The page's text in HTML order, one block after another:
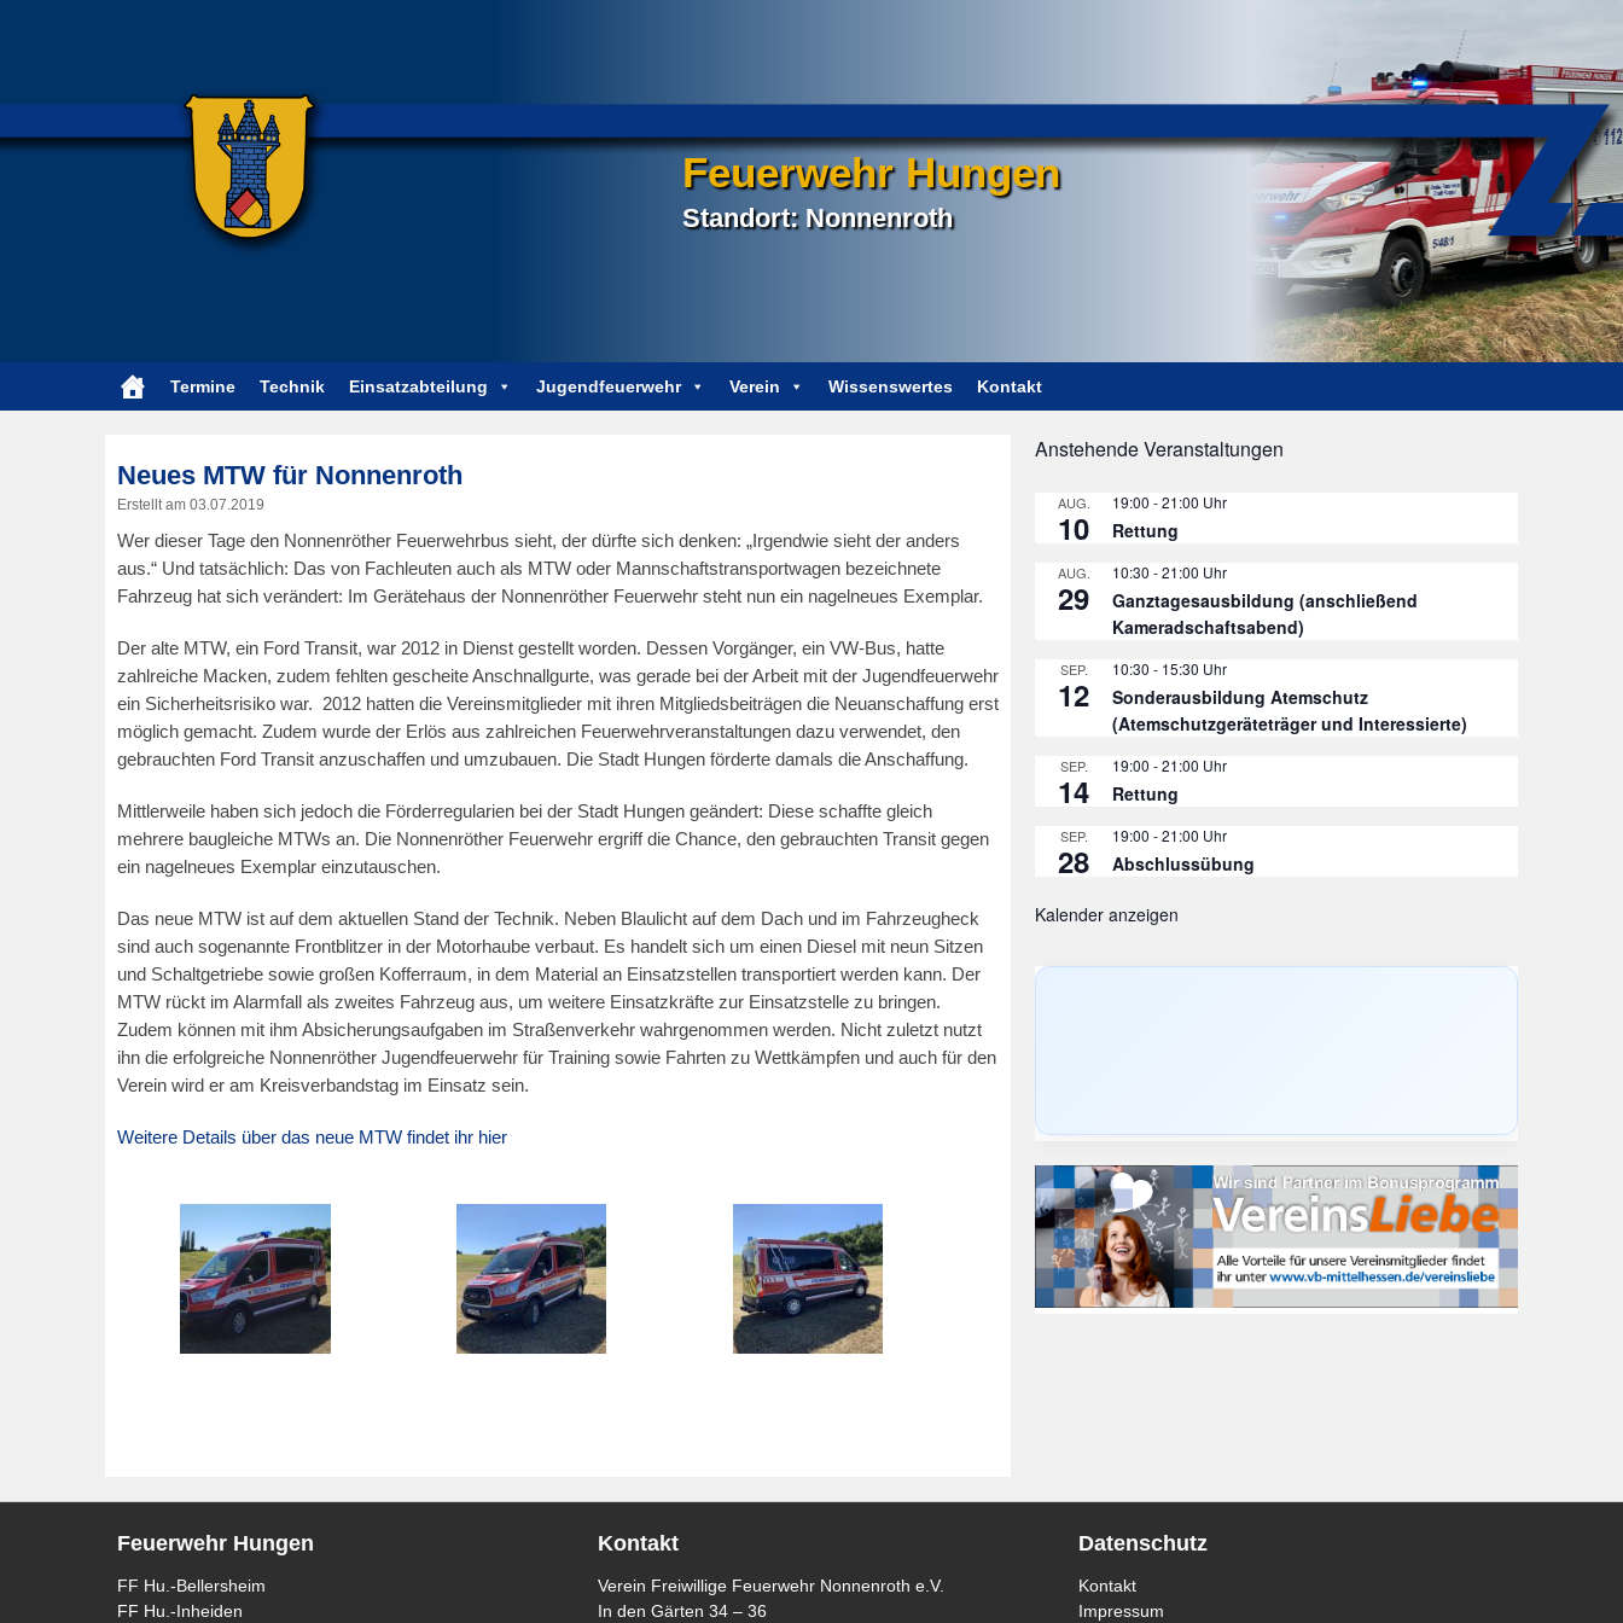
Feuerwehr Hungen
Standort: Nonnenroth
Termine Technik Einsatzabteilung Jugendfeuerwehr Verein Wissenswertes Kontakt
navigation
Neues MTW für Nonnenroth
Erstellt am 03.07.2019
Wer dieser Tage den Nonnenröther Feuerwehrbus sieht, der dürfte sich denken: „Irgendwie sieht der anders
aus.“ Und tatsächlich: Das von Fachleuten auch als MTW oder Mannschaftstransportwagen bezeichnete
Fahrzeug hat sich verändert: Im Gerätehaus der Nonnenröther Feuerwehr steht nun ein nagelneues Exemplar.
Der alte MTW, ein Ford Transit, war 2012 in Dienst gestellt worden. Dessen Vorgänger, ein VW-Bus, hatte
zahlreiche Macken, zudem fehlten gescheite Anschnallgurte, was gerade bei der Arbeit mit der Jugendfeuerwehr
ein Sicherheitsrisiko war. 2012 hatten die Vereinsmitglieder mit ihren Mitgliedsbeiträgen die Neuanschaffung erst
möglich gemacht. Zudem wurde der Erlös aus zahlreichen Feuerwehrveranstaltungen dazu verwendet, den
gebrauchten Ford Transit anzuschaffen und umzubauen. Die Stadt Hungen förderte damals die Anschaffung.
Mittlerweile haben sich jedoch die Förderregularien bei der Stadt Hungen geändert: Diese schaffte gleich
mehrere baugleiche MTWs an. Die Nonnenröther Feuerwehr ergriff die Chance, den gebrauchten Transit gegen
ein nagelneues Exemplar einzutauschen.
Das neue MTW ist auf dem aktuellen Stand der Technik. Neben Blaulicht auf dem Dach und im Fahrzeugheck
sind auch sogenannte Frontblitzer in der Motorhaube verbaut. Es handelt sich um einen Diesel mit neun Sitzen
und Schaltgetriebe sowie großen Kofferraum, in dem Material an Einsatzstellen transportiert werden kann. Der
MTW rückt im Alarmfall als zweites Fahrzeug aus, um weitere Einsatzkräfte zur Einsatzstelle zu bringen.
Zudem können mit ihm Absicherungsaufgaben im Straßenverkehr wahrgenommen werden. Nicht zuletzt nutzt
ihn die erfolgreiche Nonnenröther Jugendfeuerwehr für Training sowie Fahrten zu Wettkämpfen und auch für den
Verein wird er am Kreisverbandstag im Einsatz sein.
Weitere Details über das neue MTW findet ihr hier
Anstehende Veranstaltungen
AUG.
10
19:00 -21:00
Rettung
AUG.
29
10:30 -21:00
Ganztagesausbildung (anschließend
Kameradschaftsabend)
SEP.
12
10:30 - 15:30
Sonderausbildung Atemschutz
(Atemschutzgeräteträger und Interessierte)
SEP.
14
19:00 -21:00
Rettung
SEP.
28
19:00 -21:00
Abschlussübung
Kalender anzeigen
Feuerwehr Hungen
FF Hu.-Bellersheim
FF Hu.-Inheiden
Kontakt
Verein Freiwillige Feuerwehr Nonnenroth e.V.
In den Gärten 34 – 36
Datenschutz
Kontakt
Impressum